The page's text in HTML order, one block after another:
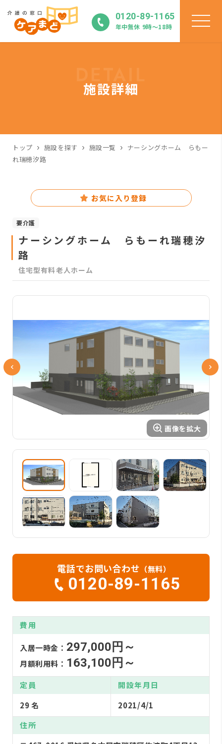
0120-89-1165
年中無休 9時〜18時
施設詳細
トップ 施設を探す 施設一覧
ナーシングホーム らもー
れ瑞穂汐路
お気に入り登録
要介護
ナーシングホーム らもーれ瑞穂汐
路
住宅型有料老人ホーム
電話でお問い合わせ （無料）
0120-89-1165
費用
入居一時金： 297,000円～
月額利用料： 163,100円～
定員
29 名
開設年月日
2021/4/1
住所